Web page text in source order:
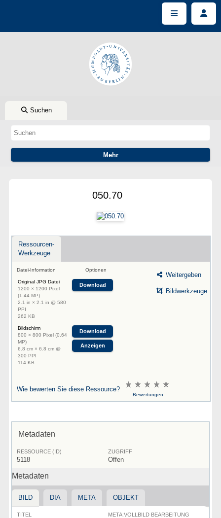
Suchen
050.70
Ressourcen-
Werkzeuge
Datei-Information Optionen
Original JPG Datei
1200 × 1200 Pixel
(1.44 MP)
2.1 in × 2.1 in @ 580
PPI
262 KB
Download
Bildschirm
800 × 800 Pixel (0.64
MP)
6.8 cm × 6.8 cm @
300 PPI
114 KB
Download
Anzeigen
Weitergeben
Bildwerkzeuge
Wie bewerten Sie diese Ressource?
Bewertungen
Metadaten
RESSOURCE (ID)
5118
ZUGRIFF
Offen
Metadaten
BILD DIA META OBJEKT
TITEL META:VOLLBILD BEARBEITUNG